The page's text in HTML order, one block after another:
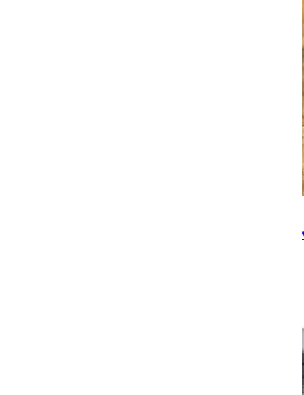
Ensemble d’accessoires de cuisine Petromax